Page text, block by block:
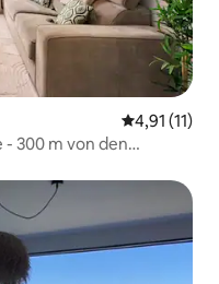
4,91 (11)
- 300 m von den